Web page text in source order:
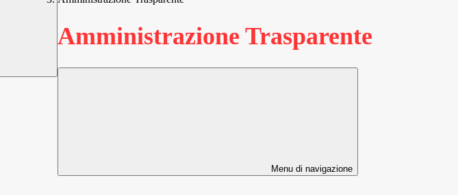
Amministrazione Trasparente
Menu di navigazione